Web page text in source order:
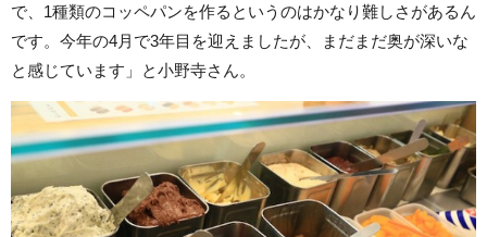
で、1種類のコッペパンを作るというのはかなり難しさがあるん
です。今年の4月で3年目を迎えましたが、まだまだ奥が深いな
と感じています」と小野寺さん。